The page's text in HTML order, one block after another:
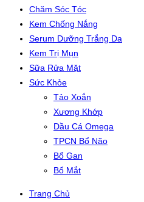
Chăm Sóc Tóc
Kem Chống Nắng
Serum Dưỡng Trắng Da
Kem Trị Mụn
Sữa Rửa Mặt
Sức Khỏe
Tảo Xoắn
Xương Khớp
Dầu Cá Omega
TPCN Bổ Não
Bổ Gan
Bổ Mắt
Trang Chủ